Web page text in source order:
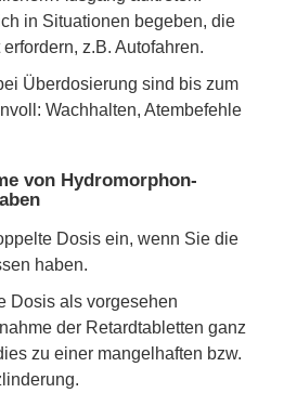
in Situationen begeben, die
z.B. Autofahren.
Überdosierung sind bis zum
Wachhalten, Atembefehle
von Hydromorphon-
Dosis ein, wenn Sie die
haben.
Dosis als vorgesehen
der Retardtabletten ganz
zu einer mangelhaften bzw.